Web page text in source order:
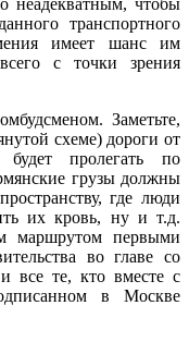
неадекватным, чтобы
транспортного
имеет шанс им
с точки зрения
Заметьте,
схеме) дороги от
пролегать по
грузы должны
где люди
их кровь, ну и т.д.
маршрутом первыми
во главе со
все те, кто вместе с
в Москве